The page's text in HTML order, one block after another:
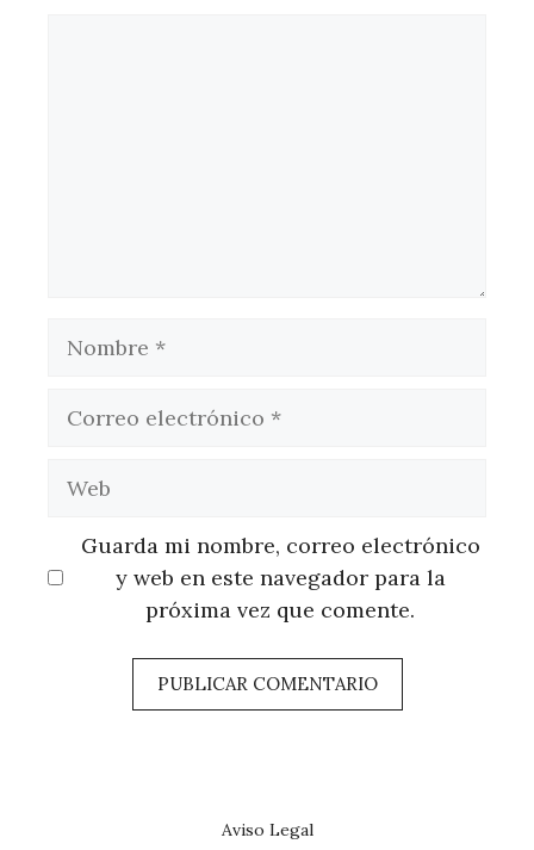
Guarda mi nombre, correo electrónico
y web en este navegador para la
próxima vez que comente.
Aviso Legal